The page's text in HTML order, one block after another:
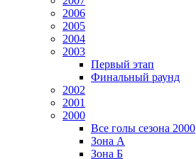
2006
2005
2004
2003
Первый этап
Финальный раунд
2002
2001
2000
Все голы сезона 2000
Зона А
Зона Б